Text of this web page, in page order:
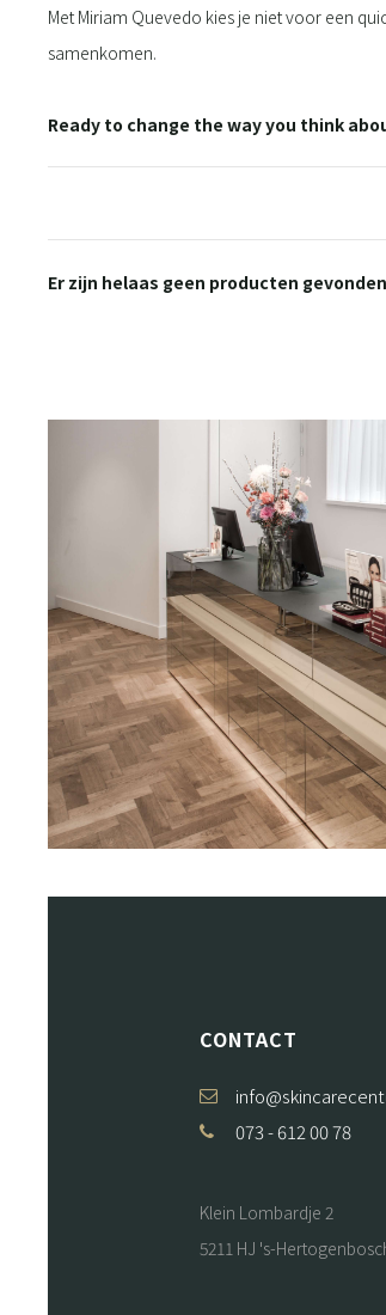
Met Miriam Quevedo kies je niet voor een
samenkomen.
Ready to change the way you think
Er zijn helaas geen producten
CONTACT
073 - 612 00 78
Klein Lombardje 2
5211 HJ 's-